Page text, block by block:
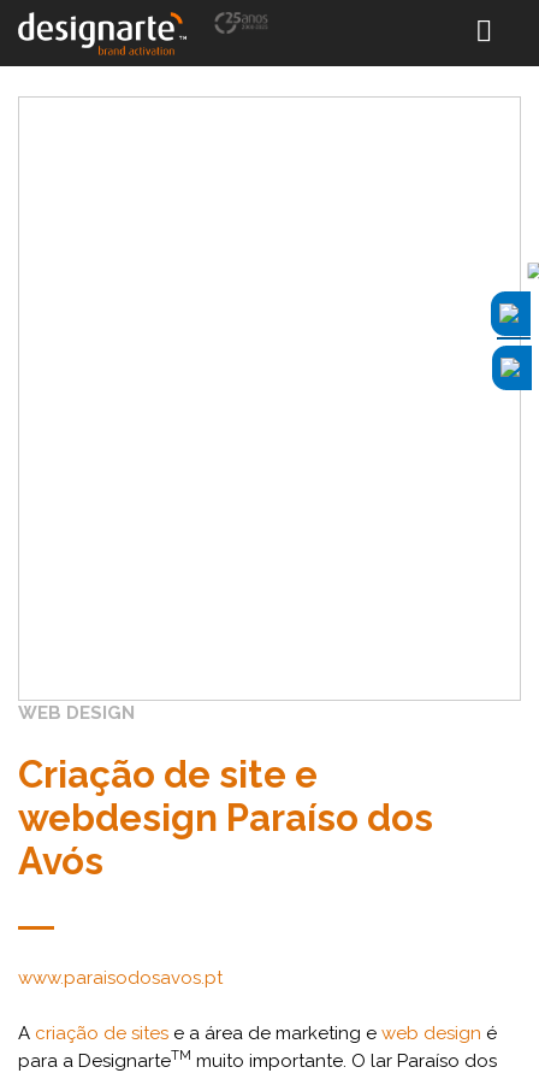
WEB DESIGN
Criação de site e
webdesign Paraíso dos
Avós
www.paraisodosavos.pt
A criação de sites e a área de marketing e web design é
para a DesignarteTM muito importante. O lar Paraíso dos